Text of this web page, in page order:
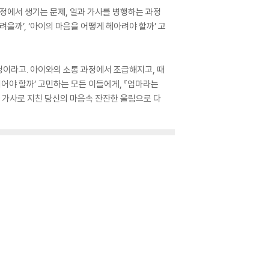
에서 생기는 문제, 일과 가사를 병행하는 과정
까’, ‘아이의 마음을 어떻게 헤아려야 할까’ 고
이라고. 아이와의 소통 과정에서 조급해지고, 때
할까’ 고민하는 모든 이들에게, 『엄마라는
사로 지친 당신의 마음속 잔잔한 울림으로 다